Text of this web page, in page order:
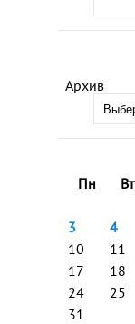
Архив
Пн
Вт
3
4
10
11
17
18
24
25
31